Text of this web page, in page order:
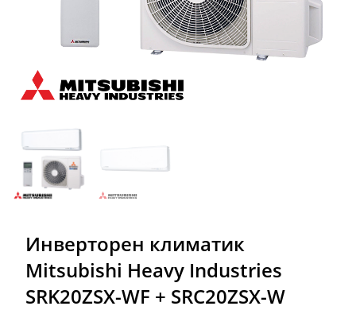
Инверторен климатик
Mitsubishi Heavy Industries
SRK20ZSX-WF + SRC20ZSX-W